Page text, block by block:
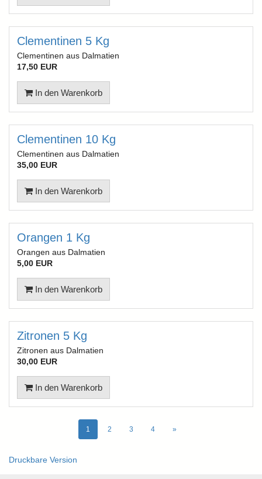
Clementinen 5 Kg
Clementinen aus Dalmatien
17,50 EUR
In den Warenkorb
Clementinen 10 Kg
Clementinen aus Dalmatien
35,00 EUR
In den Warenkorb
Orangen 1 Kg
Orangen aus Dalmatien
5,00 EUR
In den Warenkorb
Zitronen 5 Kg
Zitronen aus Dalmatien
30,00 EUR
In den Warenkorb
1 2 3 4 »
Druckbare Version